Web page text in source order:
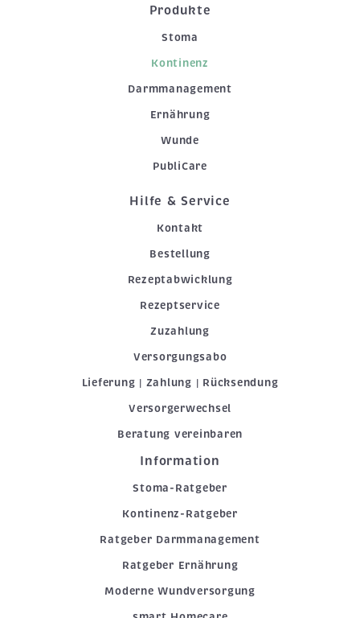
Produkte
Stoma
Kontinenz
Darmmanagement
Ernährung
Wunde
PubliCare
Hilfe & Service
Kontakt
Bestellung
Rezeptabwicklung
Rezeptservice
Zuzahlung
Versorgungsabo
Lieferung | Zahlung | Rücksendung
Versorgerwechsel
Beratung vereinbaren
Information
Stoma-Ratgeber
Kontinenz-Ratgeber
Ratgeber Darmmanagement
Ratgeber Ernährung
Moderne Wundversorgung